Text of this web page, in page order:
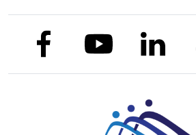
link to facebooklink to youtubelink to